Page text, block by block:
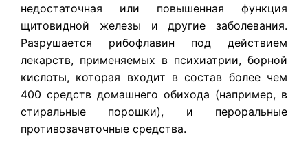
недостаточная или повышенная функция
щитовидной железы и другие заболевания.
Разрушается рибофлавин под действием
лекарств, применяемых в психиатрии, борной
кислоты, которая входит в состав более чем
400 средств домашнего обихода (например, в
стиральные порошки), и пероральные
противозачаточные средства.